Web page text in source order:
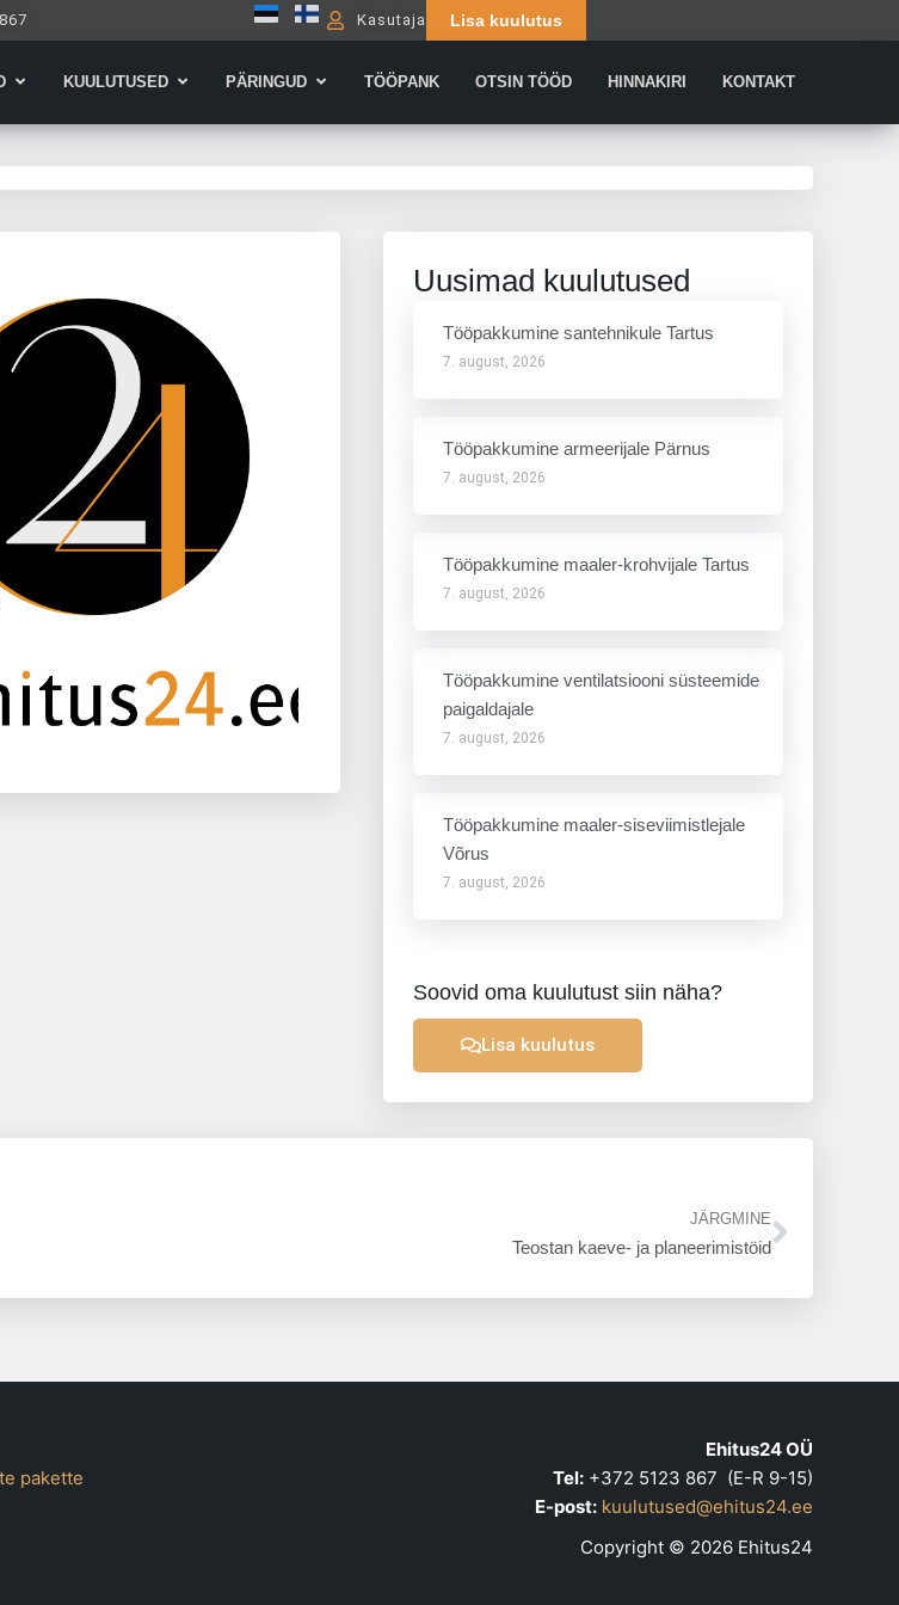
Kasutaja Lisa kuulutus
Open Firmad ja teenused
KUULUTUSED Open Kuulutused
PÄRINGUD Open Päringud
TÖÖPANK OTSIN TÖÖD HINNAKIRI KONTAKT
Uusimad kuulutused
Tööpakkumine santehnikule Tartus
7. august, 2026
Tööpakkumine armeerijale Pärnus
7. august, 2026
Tööpakkumine maaler-krohvijale Tartus
7. august, 2026
Tööpakkumine ventilatsiooni süsteemide
paigaldajale
7. august, 2026
Tööpakkumine maaler-siseviimistlejale
Võrus
7. august, 2026
Soovid oma kuulutust siin näha?
Lisa kuulutus
JÄRGMINE
Teostan kaeve- ja planeerimistöid
pakette
Ehitus24 OÜ
Tel:+372 5123 867 (E-R 9-15)
E-post: kuulutused@ehitus24.ee
Copyright © 2026 Ehitus24